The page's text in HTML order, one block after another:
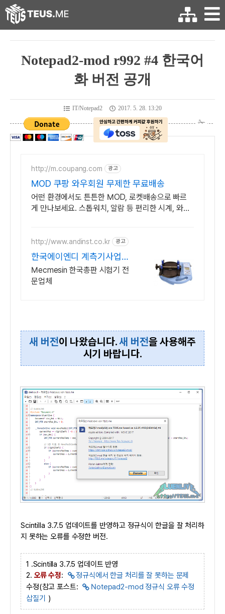
Notepad2-mod r992 #4 한국어
화 버전 공개
IT/Notepad2 2017. 5. 28. 13:20
http://m.coupang.com 광고
MOD 쿠팡 와우회원 무제한 무료배송
어떤 환경에서도 튼튼한 MOD, 로켓배송으로 빠르
게 만나보세요. 스톱워치, 알람 등 편리한 시계, 와우
http://www.andinst.co.kr 광고
한국에이엔디 계측기사업부
만족도를 충족시킬수있는 제
품
Mecmesin 한국총판 시험기 전
문업체
새 버전이 나왔습니다.새 버전을 사용해주
시기 바랍니다.
Scintilla 3.7.5 업데이트를 반영하고 정규식이 한글을 잘 처리하
지 못하는 오류를 수정한 버전.
1 .Scintilla 3.7.5 업데이트 반영
2. 오류 수정:
정규식에서 한글 처리를 잘 못하는 문제
수정(참고 포스트:
Notepad2-mod 정규식 오류 수정
삽질기
)